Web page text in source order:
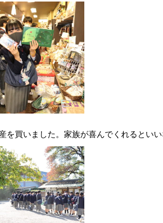
を買いました。家族が喜んでくれるとい